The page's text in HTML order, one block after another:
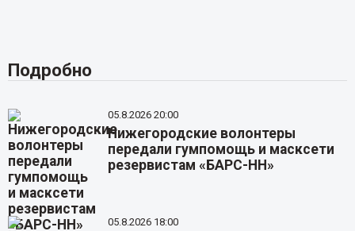
Подробно
05.8.2026 20:00
Нижегородские волонтеры
передали гумпомощь и масксети
резервистам «БАРС-НН»
05.8.2026 18:00